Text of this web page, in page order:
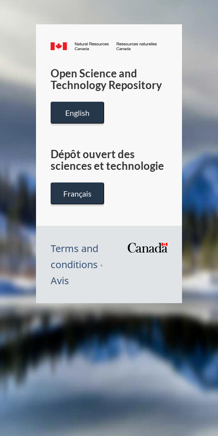
Canada.ca
/
Canada
Open Science and
Technology Repository
English
Dépôt ouvert des
sciences et technologie
Français
Terms and
conditions
Avis
Symbole
du
Canada